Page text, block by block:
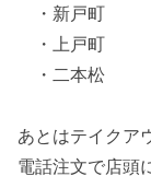
・新戸町
・上戸町
・二本松
あとはテイクア
電話注文で店頭